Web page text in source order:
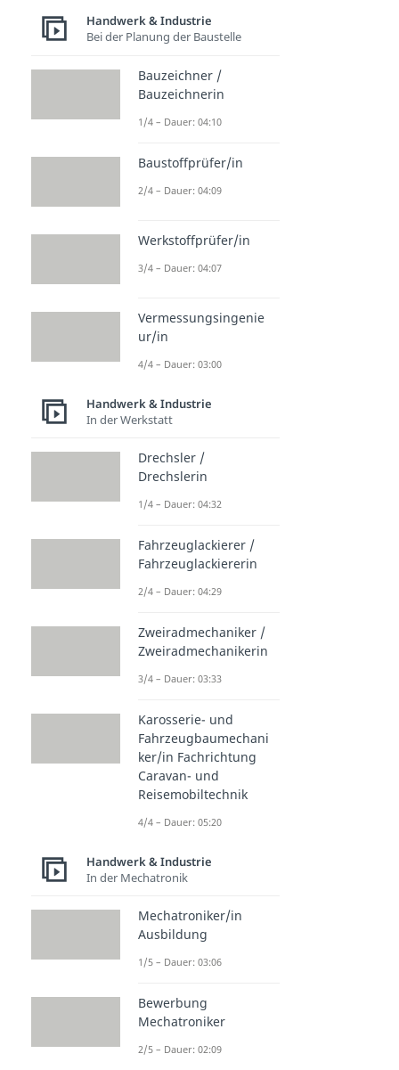
Handwerk & Industrie
Bei der Planung der Baustelle
Bauzeichner /
Bauzeichnerin
1/4 – Dauer: 04:10
Baustoffprüfer/in
2/4 – Dauer: 04:09
Werkstoffprüfer/in
3/4 – Dauer: 04:07
Vermessungsingenie
ur/in
4/4 – Dauer: 03:00
Handwerk & Industrie
In der Werkstatt
Drechsler /
Drechslerin
1/4 – Dauer: 04:32
Fahrzeuglackierer /
Fahrzeuglackiererin
2/4 – Dauer: 04:29
Zweiradmechaniker /
Zweiradmechanikerin
3/4 – Dauer: 03:33
Karosserie- und
Fahrzeugbaumechani
ker/in Fachrichtung
Caravan- und
Reisemobiltechnik
4/4 – Dauer: 05:20
Handwerk & Industrie
In der Mechatronik
Mechatroniker/in
Ausbildung
1/5 – Dauer: 03:06
Bewerbung
Mechatroniker
2/5 – Dauer: 02:09